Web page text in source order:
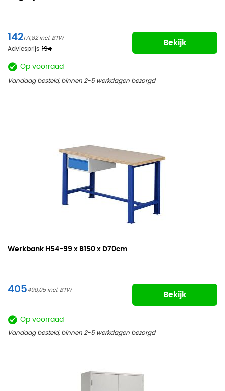
142171,82
Adviesprijs 194
Bekijk
Op voorraad
Vandaag besteld, binnen 2-5 werkdagen bezorgd
Werkbank H54-99 x B150 x D70cm
405490,05
Bekijk
Op voorraad
Vandaag besteld, binnen 2-5 werkdagen bezorgd